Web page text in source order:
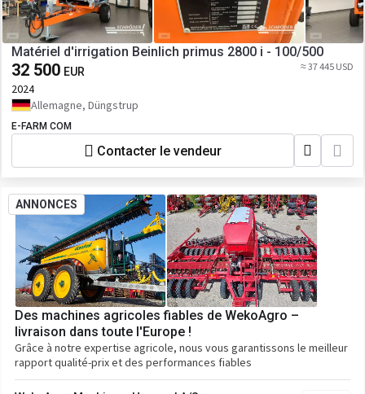
Matériel d'irrigation Beinlich primus 2800 i - 100/500
32 500 EUR ≈ 37 445 USD
2024
Allemagne, Düngstrup
E-FARM COM
Contacter le vendeur
ANNONCES
Des machines agricoles fiables de WekoAgro –
livraison dans toute l'Europe !
Grâce à notre expertise agricole, nous vous garantissons le meilleur
rapport qualité-prix et des performances fiables